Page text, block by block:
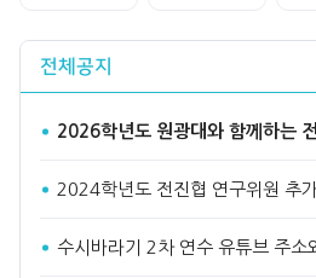
전체공지
2026학년도 원광대와 함께하는 전국진학지
2024학년도 전진협 연구위원 추
수시바라기 2차 연수 유튜브 주소